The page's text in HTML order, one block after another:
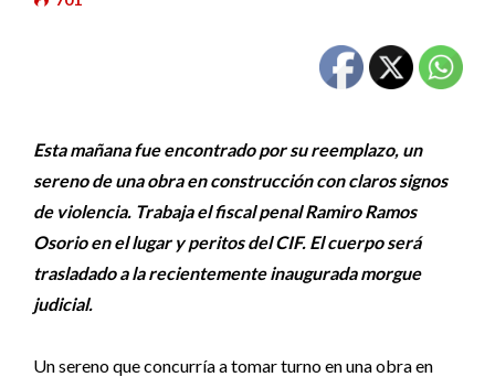
Esta mañana fue encontrado por su reemplazo, un
sereno de una obra en construcción con claros signos
de violencia. Trabaja el fiscal penal Ramiro Ramos
Osorio en el lugar y peritos del CIF. El cuerpo será
trasladado a la recientemente inaugurada morgue
judicial.
Un sereno que concurría a tomar turno en una obra en